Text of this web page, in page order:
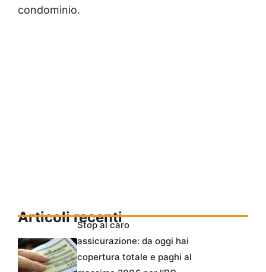
condominio.
Articoli recenti
Stop al caro
assicurazione: da oggi hai
copertura totale e paghi al